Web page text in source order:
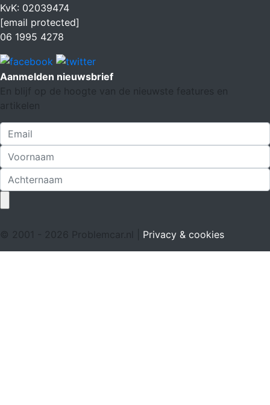
KvK: 02039474
[email protected]
06 1995 4278
Aanmelden nieuwsbrief
En blijf op de hoogte van de nieuwste features en
artikelen
© 2001 - 2026 Problemcar.nl | Privacy & cookies